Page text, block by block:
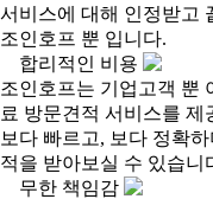
서비스에 대해 인정받고
조인호프 뿐 입니다.
합리적인 비용
조인호프는 기업고객 뿐
료 방문견적 서비스를 제
보다 빠르고, 보다 정확
적을 받아보실 수 있습니
무한 책임감